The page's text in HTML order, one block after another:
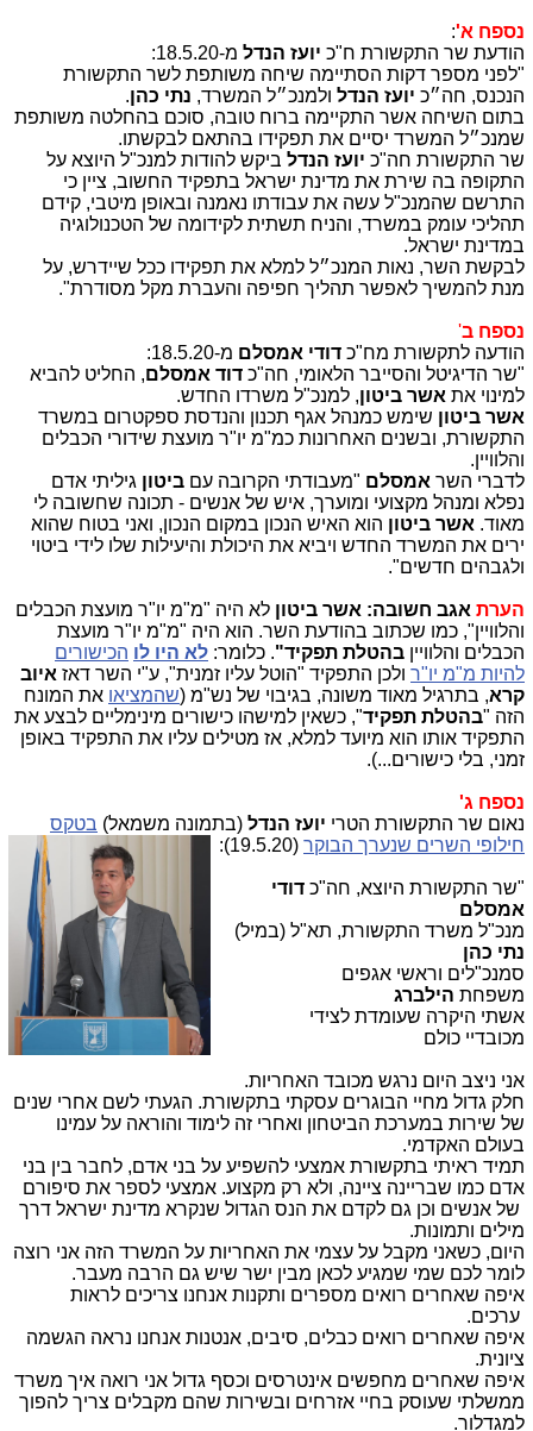
נספח א':
הודעת שר התקשורת ח"כ יועז הנדל מ-18.5.20:
"לפני מספר דקות הסתיימה שיחה משותפת לשר התקשורת
הנכנס, חה״כ יועז הנדל ולמנכ״ל המשרד, נתי כהן.
בתום השיחה אשר התקיימה ברוח טובה, סוכם בהחלטה משותפת
שמנכ״ל המשרד יסיים את תפקידו בהתאם לבקשתו.
שר התקשורת חה"כ יועז הנדל ביקש להודות למנכ"ל היוצא על
התקופה בה שירת את מדינת ישראל בתפקיד החשוב, ציין כי
התרשם שהמנכ"ל עשה את עבודתו נאמנה ובאופן מיטבי, קידם
תהליכי עומק במשרד, והניח תשתית לקידומה של הטכנולוגיה
במדינת ישראל.
לבקשת השר, נאות המנכ״ל למלא את תפקידו ככל שיידרש, על
מנת להמשיך לאפשר תהליך חפיפה והעברת מקל מסודרת".
נספח ב'
הודעה לתקשורת מח"כ דודי אמסלם מ-18.5.20:
"שר הדיגיטל והסייבר הלאומי, חה"כ דוד אמסלם, החליט להביא
למינוי את אשר ביטון, למנכ"ל משרדו החדש.
אשר ביטון שימש כמנהל אגף תכנון והנדסת ספקטרום במשרד
התקשורת, ובשנים האחרונות כמ"מ יו"ר מועצת שידורי הכבלים
והלוויין.
לדברי השר אמסלם "מעבודתי הקרובה עם ביטון גיליתי אדם
נפלא ומנהל מקצועי ומוערך, איש של אנשים - תכונה שחשובה לי
מאוד. אשר ביטון הוא האיש הנכון במקום הנכון, ואני בטוח שהוא
ירים את המשרד החדש ויביא את היכולת והיעילות שלו לידי ביטוי
ולגבהים חדשים".
הערת אגב חשובה: אשר ביטון לא היה "מ"מ יו"ר מועצת הכבלים
והלוויין", כמו שכתוב בהודעת השר. הוא היה "מ"מ יו"ר מועצת
הכבלים והלוויין בהטלת תפקיד". כלומר: לא היו לו הכישורים
להיות מ"מ יו"ר ולכן התפקיד "הוטל עליו זמנית", ע"י השר דאז איוב
קרא, בתרגיל מאוד משונה, בגיבוי של נש"מ (שהמציאו את המונח
הזה "בהטלת תפקיד", כשאין למישהו כישורים מינימליים לבצע את
התפקיד אותו הוא מיועד למלא, אז מטילים עליו את התפקיד באופן
זמני, בלי כישורים...).
נספח ג'
נאום שר התקשורת הטרי יועז הנדל (בתמונה משמאל) בטקס
חילופי השרים שנערך הבוקר (19.5.20):
"שר התקשורת היוצא, חה"כ דודי
אמסלם
מנכ"ל משרד התקשורת, תא"ל (במיל)
נתי כהן
סמנכ"לים וראשי אגפים
משפחת הילברג
אשתי היקרה שעומדת לצידי
מכובדיי כולם
אני ניצב היום נרגש מכובד האחריות.
חלק גדול מחיי הבוגרים עסקתי בתקשורת. הגעתי לשם אחרי שנים
של שירות במערכת הביטחון ואחרי זה לימוד והוראה על עמינו
בעולם האקדמי.
תמיד ראיתי בתקשורת אמצעי להשפיע על בני אדם, לחבר בין בני
אדם כמו שבריינה ציינה, ולא רק מקצוע. אמצעי לספר את סיפורם
של אנשים וכן גם לקדם את הנס הגדול שנקרא מדינת ישראל דרך
מילים ותמונות.
היום, כשאני מקבל על עצמי את האחריות על המשרד הזה אני רוצה
לומר לכם שמי שמגיע לכאן מבין ישר שיש גם הרבה מעבר.
איפה שאחרים רואים מספרים ותקנות אנחנו צריכים לראות
ערכים.
איפה שאחרים רואים כבלים, סיבים, אנטנות אנחנו נראה הגשמה
ציונית.
איפה שאחרים מחפשים אינטרסים וכסף גדול אני רואה איך משרד
ממשלתי שעוסק בחיי אזרחים ובשירות שהם מקבלים צריך להפוך
למגדלור.